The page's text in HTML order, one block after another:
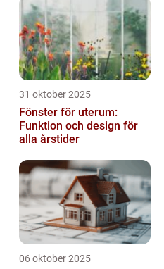
31 oktober 2025
Fönster för uterum:
Funktion och design för
alla årstider
06 oktober 2025